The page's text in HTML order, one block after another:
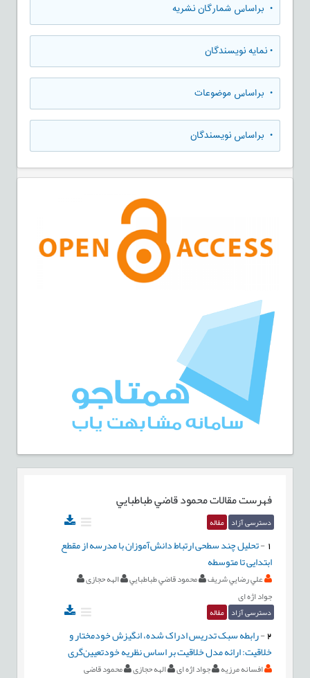
• براساس شمارگان نشریه
•نمایه نویسندگان
• براساس موضوعات
• براساس نویسندگان
فهرست مقالاتمحمود قاضي طباطبايي
دسترسی آزاد مقاله
-تحليل چند سطحی ارتباط دانش‏‌آموزان با مدرسه از مقطع
ابتدايی تا متوسطه
علي رضايي شريف محمود قاضي طباطبايي
الهه حجازی
جواد اژه ای
دسترسی آزاد مقاله
2
-رابطه سبک تدریس ادراک شده، انگیزش خودمختار و
خلاقیت: ارائه مدل خلاقیت بر اساس نظریه خودتعیین‌گری
افسانه مرزیه جواد اژه ای الهه حجازی محمود قاضی